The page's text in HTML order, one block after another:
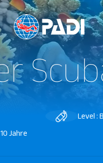
Level :
Jahre